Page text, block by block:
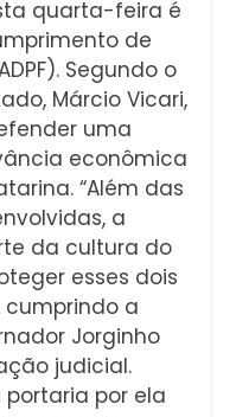
quarta-feira é
de
Segundo o
Márcio Vicari,
uma
econômica
“Além das
a
da cultura do
esses dois
cumprindo a
Jorginho
judicial.
por ela